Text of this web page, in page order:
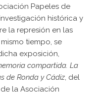
Papeles de
histórica y
la represión en las
tiempo, se
exposición,
compartida. La
de Ronda y Cádiz, del
la Asociación